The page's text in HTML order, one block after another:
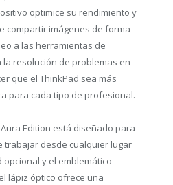
optimice su rendimiento y
compartir imágenes de forma
a las herramientas de
resolución de problemas en
que el ThinkPad sea más
para cada tipo de profesional.
Aura Edition está diseñado para
trabajar desde cualquier lugar
y el emblemático
lápiz óptico ofrece una